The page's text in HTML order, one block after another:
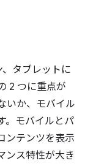
タブレットに
2 つに重点が
いか、モバイル
。モバイルとパ
ンテンツを表示
ンス特性が大き